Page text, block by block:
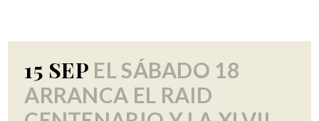
15 SEP EL SÁBADO 18
ARRANCA EL RAID